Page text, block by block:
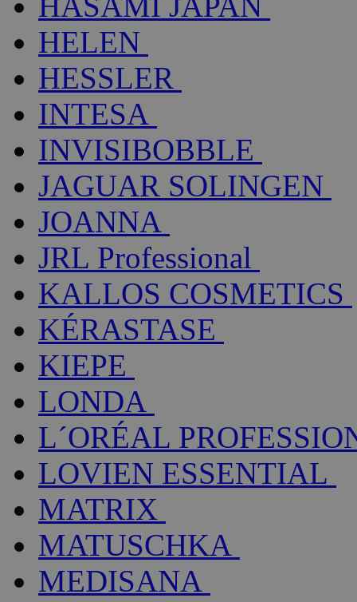
HELEN
HESSLER
INTESA
INVISIBOBBLE
JAGUAR SOLINGEN
JOANNA
JRL Professional
KALLOS COSMETICS
KÉRASTASE
KIEPE
LONDA
L´ORÉAL
LOVIEN ESSENTIAL
MATRIX
MATUSCHKA
MEDISANA